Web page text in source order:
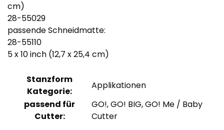
cm)
28-55029
passende Schneidmatte:
28-55110
5 x 10 inch (12,7 x 25,4 cm)
Stanzform
Kategorie:
Applikationen
passend für
Cutter:
GO!, GO! BIG, GO! Me / Baby
Cutter